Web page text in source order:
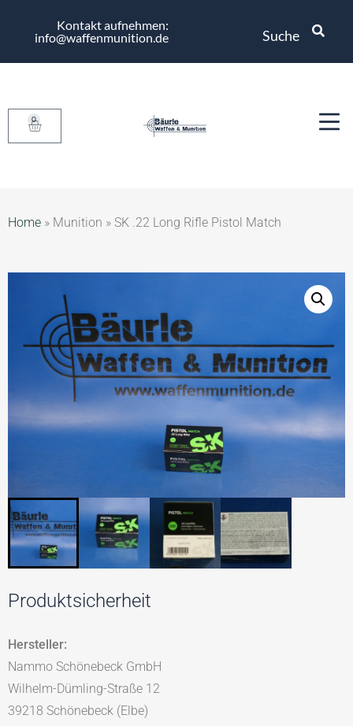
Kontakt aufnehmen:
info@waffenmunition.de
Suche
0
Home » Munition » SK .22 Long Rifle Pistol Match
Produktsicherheit
Hersteller:
Nammo Schönebeck GmbH
Wilhelm-Dümling-Straße 12
39218 Schönebeck (Elbe)